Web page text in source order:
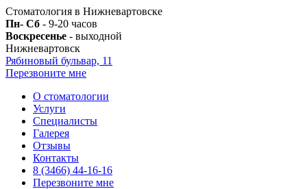
Стоматология в Нижневартовске
Пн- Сб - 9-20 часов
Воскресенье - выходной
Нижневартовск
Рябиновый бульвар, 11
Перезвоните мне
О стоматологии
Услуги
Специалисты
Галерея
Отзывы
Контакты
8 (3466) 44-16-16
Перезвоните мне